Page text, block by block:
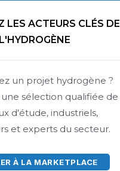
LES ACTEURS CLÉS DE
L'HYDROGÈNE
un projet hydrogène ?
sélection qualifiée de
d'étude, industriels,
et experts du secteur.
À LA MARKETPLACE